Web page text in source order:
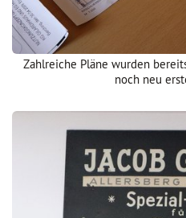
Zahlreiche Pläne wurden
noch neu